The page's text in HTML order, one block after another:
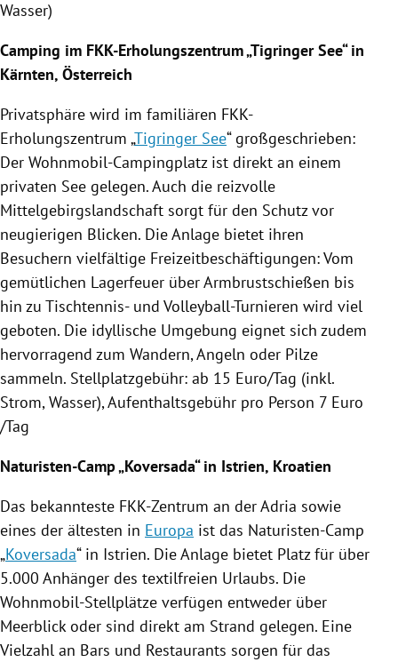
Wasser)
Camping im FKK-Erholungszentrum „Tigringer See“ in
Kärnten, Österreich
Privatsphäre wird im familiären FKK-
Erholungszentrum „Tigringer See“ großgeschrieben:
Der Wohnmobil-Campingplatz ist direkt an einem
privaten See gelegen. Auch die reizvolle
Mittelgebirgslandschaft sorgt für den Schutz vor
neugierigen Blicken. Die Anlage bietet ihren
Besuchern vielfältige Freizeitbeschäftigungen: Vom
gemütlichen Lagerfeuer über Armbrustschießen bis
hin zu Tischtennis- und Volleyball-Turnieren wird viel
geboten. Die idyllische Umgebung eignet sich zudem
hervorragend zum Wandern, Angeln oder Pilze
sammeln. Stellplatzgebühr: ab 15 Euro/Tag (inkl.
Strom, Wasser), Aufenthaltsgebühr pro Person 7 Euro
/Tag
Naturisten-Camp „Koversada“ in Istrien, Kroatien
Das bekannteste FKK-Zentrum an derAdria sowie
eines der ältesten in Europa ist das Naturisten-Camp
„Koversada“ in Istrien. Die Anlage bietet Platz für über
5.000 Anhänger des textilfreien Urlaubs. Die
Wohnmobil-Stellplätze verfügen entweder über
Meerblick oder sind direkt am Strand gelegen. Eine
Vielzahl an Bars und Restaurants sorgen für das